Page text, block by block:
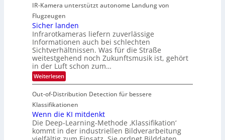
-
M
e
m
s
u
n
d
M
a
n
t
i
S
l
i
c
h
k
e
i
t
e
d
e
r
i
n
V
I
S
I
O
N
T
e
c
u
i
d
e
d
T
o
u
r
u
IR-Kamera unterstützt autonome Landung von
Flugzeugen
Sicher landen
Infrarotkameras liefern zuverlässige
Informationen auch bei schlechten
Sichtverhältnissen. Was für die Straße
weitestgehend noch Zukunftsmusik ist, gehört
in der Luft schon zum…
Weiterlesen:
S
c
h
l
a
Out-of-Distribution Detection für bessere
Klassifikationen
Wenn die KI mitdenkt
Die Deep-Learning-Methode ‚Klassifikation‘
kommt in der industriellen Bildverarbeitung